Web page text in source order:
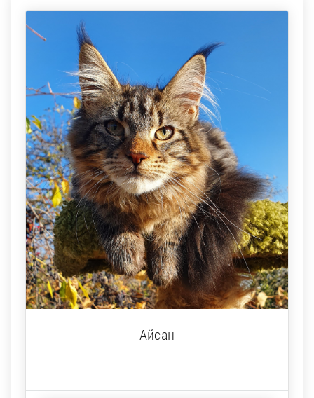
Айсан